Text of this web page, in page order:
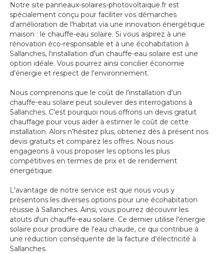
Notre site panneaux-solaires-photovoltaique.fr est
spécialement conçu pour faciliter vos démarches
d'amélioration de l'habitat via une innovation énergétique
maison : le chauffe-eau solaire. Si vous aspirez à une
rénovation éco-responsable et à une écohabitation à
Sallanches, l'installation d'un chauffe-eau solaire est une
option idéale. Vous pourrez ainsi concilier économie
d'énergie et respect de l'environnement.
Nous comprenons que le coût de l'installation d'un
chauffe-eau solaire peut soulever des interrogations à
Sallanches. C'est pourquoi nous offrons un devis gratuit
chauffage pour vous aider à estimer le coût de cette
installation. Alors n'hésitez plus, obtenez dès à présent nos
devis gratuits et comparez les offres. Nous nous
engageons à vous proposer les options les plus
compétitives en termes de prix et de rendement
énergétique.
L'avantage de notre service est que nous vous y
présentons les diverses options pour une écohabitation
réussie à Sallanches. Ainsi, vous pourrez découvrir les
atouts d'un chauffe-eau solaire. Ce dernier utilise l'énergie
solaire pour produire de l'eau chaude, ce qui contribue à
une réduction conséquente de la facture d'électricité à
Sallanches.